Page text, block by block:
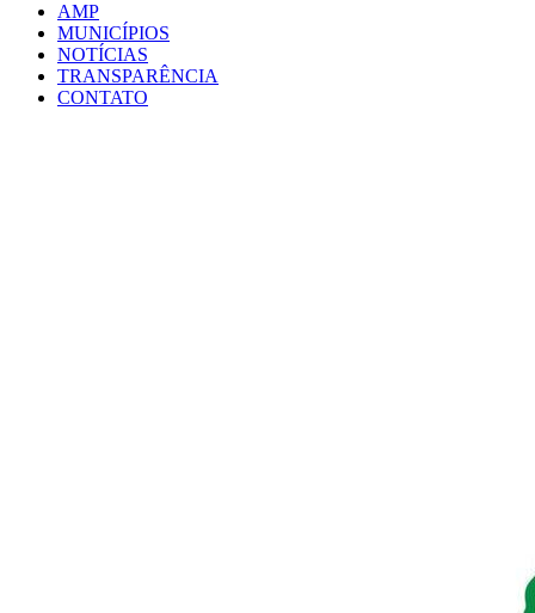
AMP
MUNICÍPIOS
NOTÍCIAS
TRANSPARÊNCIA
CONTATO